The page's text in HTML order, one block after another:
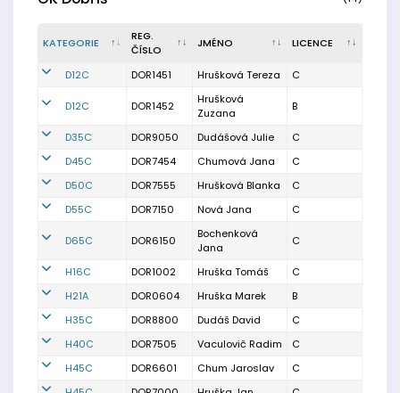
KATEGORIE
REG.
ČÍSLO
JMÉNO LICENCE
D12C DOR1451 Hrušková Tereza C
D12C DOR1452
Hrušková
Zuzana
B
D35C DOR9050 Dudášová Julie
C
D45C
DOR7454 Chumová Jana
C
D50C
DOR7555 Hrušková Blanka
C
D55C
DOR7150 Nová Jana C
D65C DOR6150
Bochenková
Jana
C
H16C DOR1002 Hruška Tomáš
C
H21A
DOR0604 Hruška Marek
B
H35C
DOR8800 Dudáš David
C
H40C
DOR7505 Vaculovič Radim
C
H45C
DOR6601 Chum Jaroslav
C